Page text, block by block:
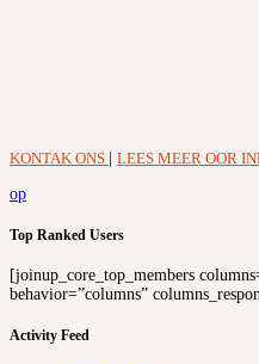
KONTAK ONS LEES MEER OOR
op
Top Ranked Users
[joinup_core_top_members
behavior=”columns”
Activity Feed